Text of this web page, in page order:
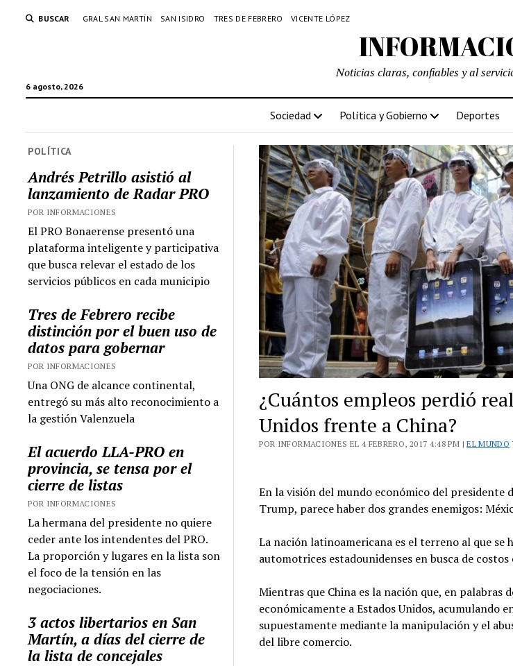
BUSCAR GRAL SAN MARTÍN SAN ISIDRO TRES DE FEBRERO VICENTE LÓPEZ
6 agosto, 2026
Noticias claras, confiables y al
Sociedad Política y Gobierno Deportes
POLÍTICA
Andrés Petrillo asistió al
lanzamiento de Radar PRO
POR INFORMACIONES
El PRO Bonaerense presentó una
plataforma inteligente y participativa
que busca relevar el estado de los
servicios públicos en cada municipio
Tres de Febrero recibe
distinción por el buen uso de
datos para gobernar
POR INFORMACIONES
Una ONG de alcance continental,
entregó su más alto reconocimiento a
la gestión Valenzuela
El acuerdo LLA-PRO en
provincia, se tensa por el
cierre de listas
POR INFORMACIONES
La hermana del presidente no quiere
ceder ante los intendentes del PRO.
La proporción y lugares en la lista son
el foco de la tensión en las
negociaciones.
3 actos libertarios en San
Martín, a días del cierre de
la lista de concejales
¿Cuántos empleos perdió
Unidos frente a China?
POR INFORMACIONES EL 4 FEBRERO, 2017 4:48 PM |EL MUNDO
En la visión del mundo económico del presidente
Trump, parece haber dos grandes enemigos:
La nación latinoamericana es el terreno al que se
automotrices estadounidenses en busca de
Mientras que China es la nación que, en palabras
económicamente a Estados Unidos, acumulando
supuestamente mediante la manipulación y el
del libre comercio.